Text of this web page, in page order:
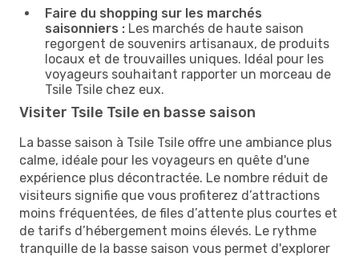
Faire du shopping sur les marchés
saisonniers : Les marchés de haute saison
regorgent de souvenirs artisanaux, de produits
locaux et de trouvailles uniques. Idéal pour les
voyageurs souhaitant rapporter un morceau de
Tsile Tsile chez eux.
Visiter Tsile Tsile en basse saison
La basse saison à Tsile Tsile offre une ambiance plus
calme, idéale pour les voyageurs en quête d'une
expérience plus décontractée. Le nombre réduit de
visiteurs signifie que vous profiterez d’attractions
moins fréquentées, de files d’attente plus courtes et
de tarifs d’hébergement moins élevés. Le rythme
tranquille de la basse saison vous permet d'explorer